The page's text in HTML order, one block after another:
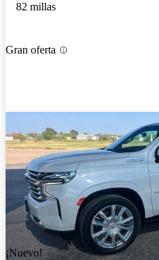
82 millas
Gran oferta
¡Nuevo!